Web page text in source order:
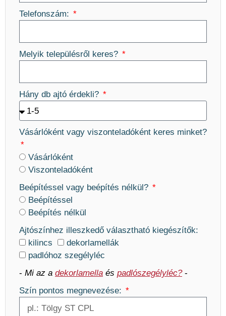
Telefonszám:
Melyik településről keres?
Hány db ajtó érdekli?
Vásárlóként vagy viszonteladóként keres minket?
Vásárlóként
Viszonteladóként
Beépítéssel vagy beépítés nélkül?
Beépítéssel
Beépítés nélkül
Ajtószínhez illeszkedő választható kiegészítők:
kilincs
dekorlamellák
padlóhoz szegélyléc
- Mi az a dekorlamella és padlószegélyléc?-
Szín pontos megnevezése: